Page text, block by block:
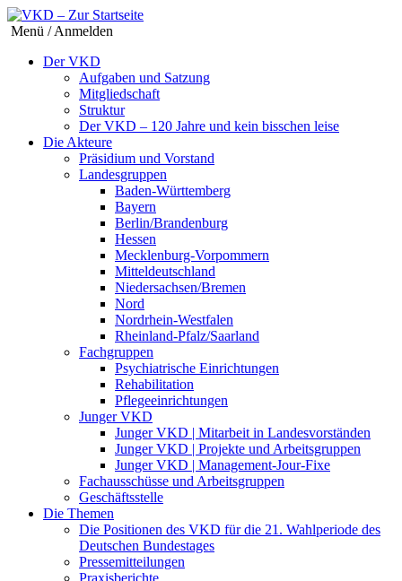
Menü / Anmelden
Der VKD
Aufgaben und Satzung
Mitgliedschaft
Struktur
Der VKD – 120 Jahre und kein bisschen leise
Die Akteure
Präsidium und Vorstand
Landesgruppen
Baden-Württemberg
Bayern
Berlin/Brandenburg
Hessen
Mecklenburg-Vorpommern
Mitteldeutschland
Niedersachsen/Bremen
Nord
Nordrhein-Westfalen
Rheinland-Pfalz/Saarland
Fachgruppen
Psychiatrische Einrichtungen
Rehabilitation
Pflegeeinrichtungen
Junger VKD
Junger VKD | Mitarbeit in Landesvorständen
Junger VKD | Projekte und Arbeitsgruppen
Junger VKD | Management-Jour-Fixe
Fachausschüsse und Arbeitsgruppen
Geschäftsstelle
Die Themen
Die Positionen des VKD für die 21. Wahlperiode des
Deutschen Bundestages
Pressemitteilungen
Praxisberichte